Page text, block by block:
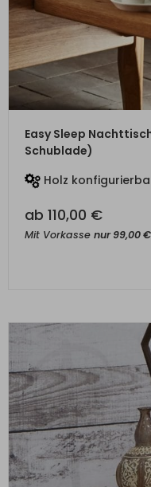
Easy Sleep
Schublade)
Holz
ab 110,00 €
Mit Vorkasse nur99,00€